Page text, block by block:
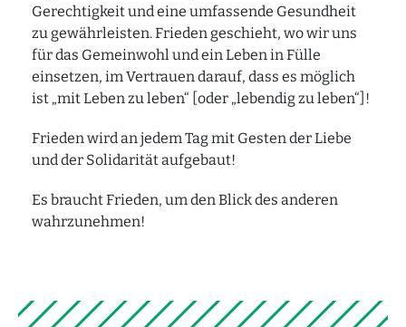
Audio als Textmeditation
Audio Weg-Impuls
Gerechtigkeit und eine umfassende Gesundheit
zu gewährleisten. Frieden geschieht, wo wir uns
für das Gemeinwohl und ein Leben in Fülle
einsetzen, im Vertrauen darauf, dass es möglich
ist „mit Leben zu leben“ [oder „lebendig zu leben“]!
Frieden wird an jedem Tag mit Gesten der Liebe
und der Solidarität aufgebaut!
Es braucht Frieden, um den Blick des anderen
wahrzunehmen!